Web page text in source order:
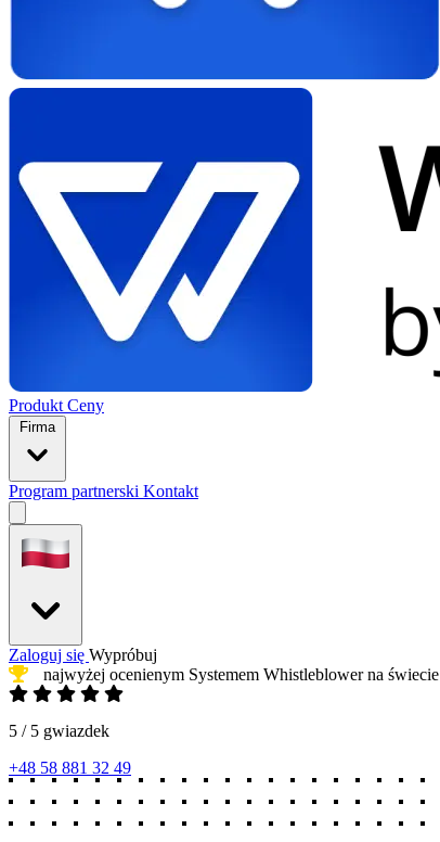
Produkt Ceny
Firma
Program partnerski Kontakt
menu
Zaloguj się Wypróbuj
najwyżej ocenienym Systemem Whistleblowerna świecie
5 / 5 gwiazdek
+48 58 881 32 49